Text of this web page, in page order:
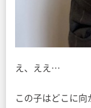
え、ええ…
この子はどこに向